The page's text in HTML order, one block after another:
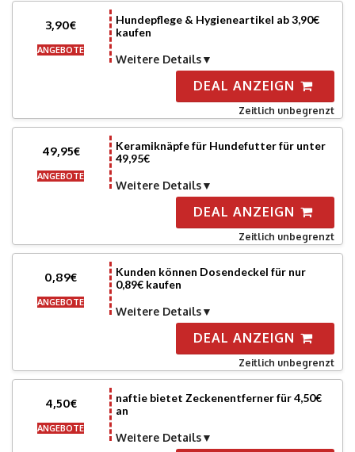
3,90€
ANGEBOTE
Hundepflege & Hygieneartikel ab 3,90€
kaufen
Weitere Details
DEAL ANZEIGN
Zeitlich unbegrenzt
49,95€
ANGEBOTE
Keramiknäpfe für Hundefutter für unter
49,95€
Weitere Details
DEAL ANZEIGN
Zeitlich unbegrenzt
0,89€
ANGEBOTE
Kunden können Dosendeckel für nur
0,89€ kaufen
Weitere Details
DEAL ANZEIGN
Zeitlich unbegrenzt
4,50€
ANGEBOTE
naftie bietet Zeckenentferner für 4,50€
an
Weitere Details